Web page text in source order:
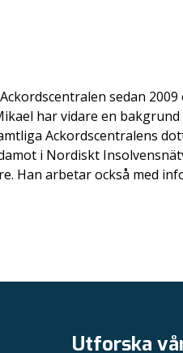
sedan
har vidare en
Ackordscentralens
i Nordiskt
Han arbetar också med
Utforska